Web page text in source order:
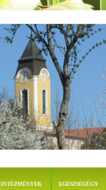
INTÉZMÉNYEK EGÉSZSÉGÜGY